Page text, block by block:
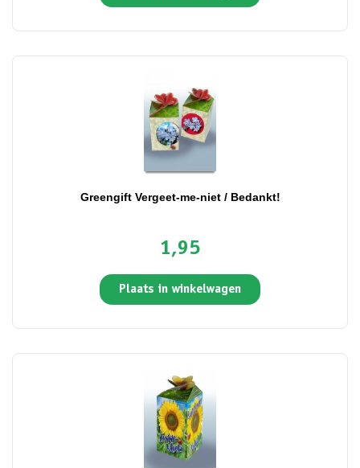
Greengift Vergeet-me-niet / Bedankt!
1,95
Plaats in winkelwagen